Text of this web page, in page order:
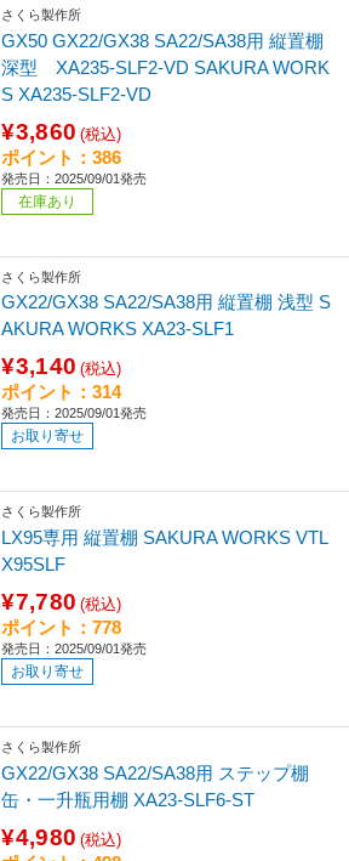
さくら製作所
GX50 GX22/GX38 SA22/SA38用 縦置棚
深型 XA235-SLF2-VD SAKURA WORK
S XA235-SLF2-VD
¥3,860 (税込)
ポイント：386
発売日：2025/09/01発売
在庫あり
さくら製作所
GX22/GX38 SA22/SA38用 縦置棚 浅型 S
AKURA WORKS XA23-SLF1
¥3,140 (税込)
ポイント：314
発売日：2025/09/01発売
お取り寄せ
さくら製作所
LX95専用 縦置棚 SAKURA WORKS VTL
X95SLF
¥7,780 (税込)
ポイント：778
発売日：2025/09/01発売
お取り寄せ
さくら製作所
GX22/GX38 SA22/SA38用 ステップ棚
缶・一升瓶用棚 XA23-SLF6-ST
¥4,980 (税込)